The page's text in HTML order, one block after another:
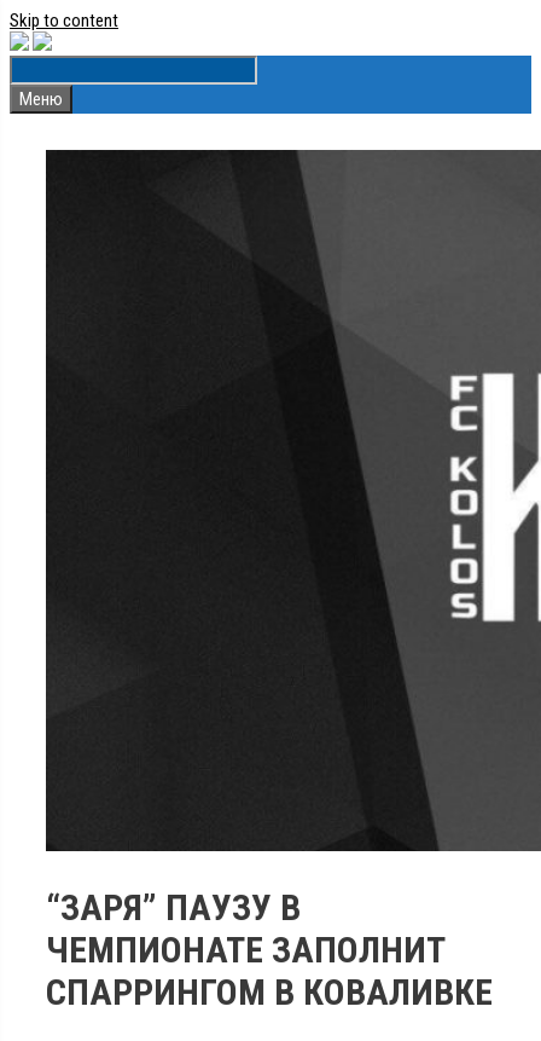
Skip to content
Меню
“ЗАРЯ” ПАУЗУ В
ЧЕМПИОНАТЕ ЗАПОЛНИТ
СПАРРИНГОМ В КОВАЛИВКЕ